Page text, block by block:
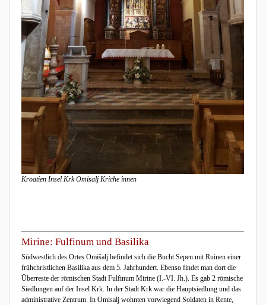
Kroatien Insel Krk Omisalj Kriche innen
Mirine: Fulfinum und Basilika
Südwestlich des Ortes Omišalj befindet sich die Bucht Sepen mit Ruinen einer
frühchristlichen Basilika aus dem 5. Jahrhundert. Ebenso findet man dort die
Überreste der römischen Stadt Fulfinum Mirine (I.-VI. Jh.). Es gab 2 römische
Siedlungen auf der Insel Krk. In der Stadt Krk war die Hauptsiedlung und das
administrative Zentrum. In Omisalj wohnten vorwiegend Soldaten in Rente,